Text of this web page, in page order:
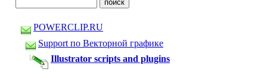
POWERCLIP.RU
Support по Векторной графике
Illustrator scripts and plugins